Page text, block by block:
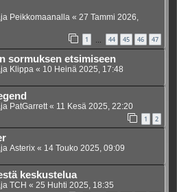
Peikkomaanalla « 27 Tammi 2026,
1 44 45 46 47
sormuksen etsimiseen
Klippa « 10 Heinä 2025, 17:48
PatGarrett « 11 Kesä 2025, 22:20
1 2
Asterix « 14 Touko 2025, 09:09
keskustelua
TCH « 25 Huhti 2025, 18:35